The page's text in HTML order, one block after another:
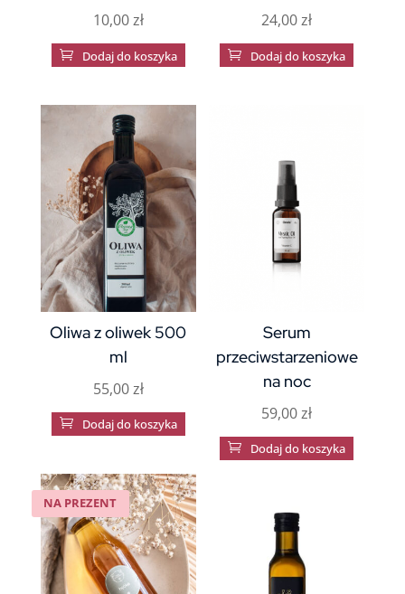
10,00zł
 Dodaj do koszyka
24,00zł
 Dodaj do koszyka
Oliwa z oliwek 500
ml
55,00zł
 Dodaj do koszyka
Serum
przeciwstarzeniowe
na noc
59,00zł
 Dodaj do koszyka
NA PREZENT